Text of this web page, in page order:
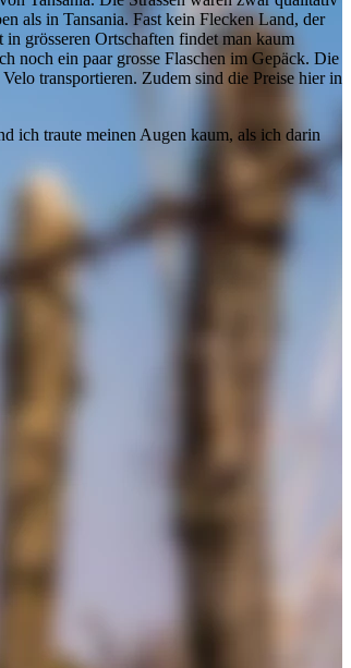
als in Tansania. Fast kein Flecken Land, der
grösseren Ortschaften findet man kaum
noch ein paar grosse Flaschen im Gepäck. Die
transportieren. Zudem sind die Preise hier in
ich traute meinen Augen kaum, als ich darin